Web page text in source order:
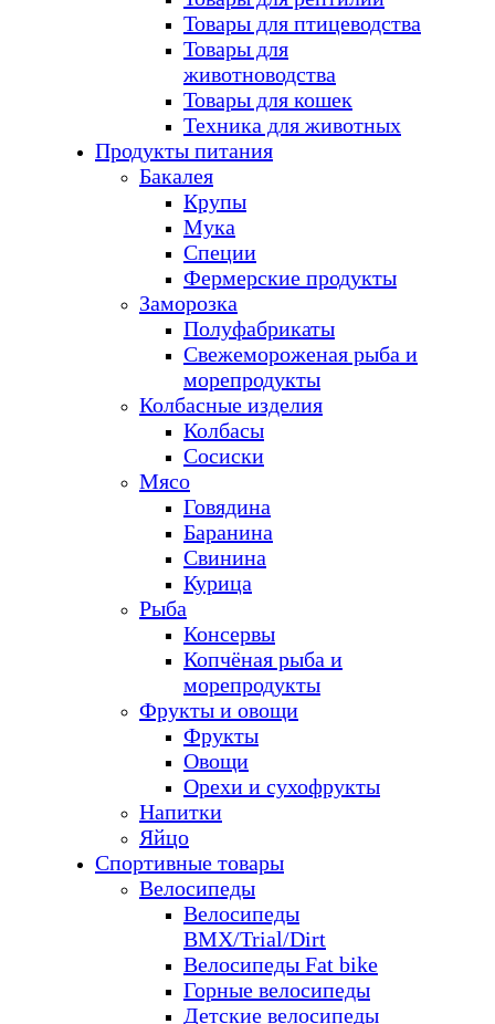
Товары для птицеводства
Товары для
животноводства
Товары для кошек
Техника для животных
Продукты питания
Бакалея
Крупы
Мука
Специи
Фермерские продукты
Заморозка
Полуфабрикаты
Свежемороженая рыба и
морепродукты
Колбасные изделия
Колбасы
Сосиски
Мясо
Говядина
Баранина
Свинина
Курица
Рыба
Консервы
Копчёная рыба и
морепродукты
Фрукты и овощи
Фрукты
Овощи
Орехи и сухофрукты
Напитки
Яйцо
Спортивные товары
Велосипеды
Велосипеды
BMX/Trial/Dirt
Велосипеды Fat bike
Горные велосипеды
Детские велосипеды